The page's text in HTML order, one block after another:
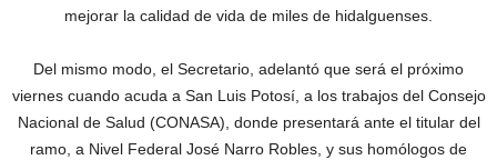
mejorar la calidad de vida de miles de hidalguenses.
Del mismo modo, el Secretario, adelantó que será el próximo
viernes cuando acuda a San Luis Potosí, a los trabajos del Consejo
Nacional de Salud (CONASA), donde presentará ante el titular del
ramo, a Nivel Federal José Narro Robles, y sus homólogos de